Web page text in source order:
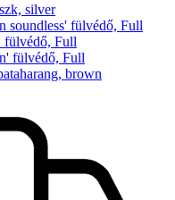
silver
soundless' fülvédő, Full
fülvédő, Full
fülvédő, Full
brown